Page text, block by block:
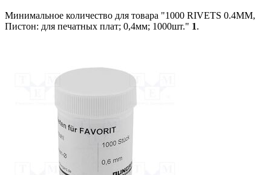
Минимальное количество для товара "1000 RIVETS 0.4MM,
Пистон: для печатных плат; 0,4мм; 1000шт." 1.